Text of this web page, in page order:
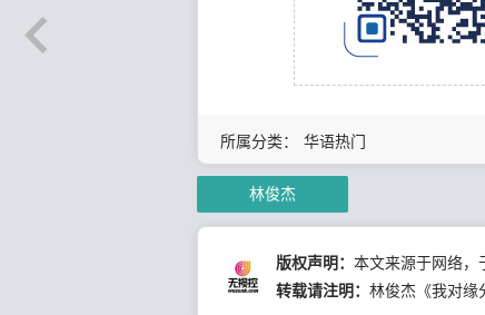
所属分类： 华语热门
林俊杰
版权声明： 本文来源于网络，
转载请注明： 林俊杰《我对缘